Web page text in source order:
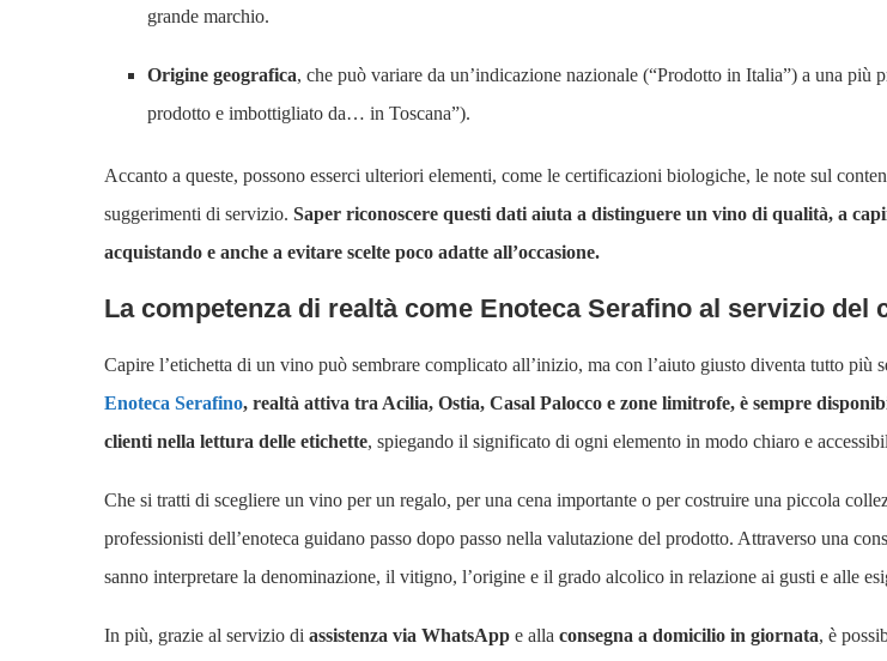
grande marchio.
Origine geografica, che può variare da un’indicazione nazionale (“Prodotto in Italia”) a una più
prodotto e imbottigliato da… in Toscana”).
Accanto a queste, possono esserci ulteriori elementi, come le certificazioni biologiche, le note sul
suggerimenti di servizio. Saper riconoscere questi dati aiuta a distinguere un vino di qualità, a
acquistando e anche a evitare scelte poco adatte all’occasione.
La competenza di realtà come Enoteca Serafino al servizio del
Capire l’etichetta di un vino può sembrare complicato all’inizio, ma con l’aiuto giusto diventa tutto più
Enoteca Serafino, realtà attiva tra Acilia, Ostia, Casal Palocco e zone limitrofe, è sempre
clienti nella lettura delle etichette, spiegando il significato di ogni elemento in modo chiaro e
Che si tratti di scegliere un vino per un regalo, per una cena importante o per costruire una piccola
professionisti dell’enoteca guidano passo dopo passo nella valutazione del prodotto. Attraverso una
sanno interpretare la denominazione, il vitigno, l’origine e il grado alcolico in relazione ai gusti e alle
In più, grazie al servizio di assistenza via WhatsApp e alla consegna a domicilio in giornata, è